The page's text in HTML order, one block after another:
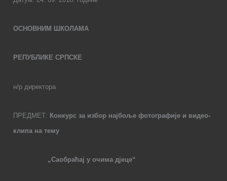
ОСНОВНИМ ШКОЛАМА
РЕПУБЛИКЕ СРПСКЕ
н/р директора
ПРЕДМЕТ: Конкурс за избор најбоље фотографије и видео-
клипа на тему
„Саобраћај у очима дјеце“